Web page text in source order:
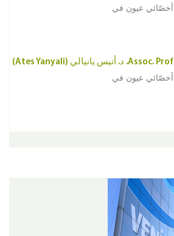
أخصّائي عيون في
Assoc. Prof. د. أتيس يانيالي (Ates Yanyali)
أخصّائي عيون في